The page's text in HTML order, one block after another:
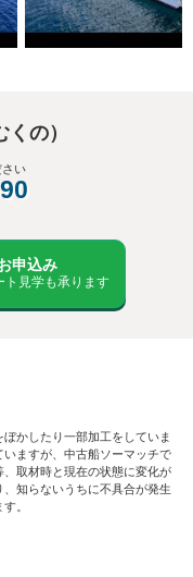
の）
い
申込み
ト見学も承ります
かしたり一部加工をしていま
ますが、中古船ソーマッチで
取材時と現在の状態に変化が
知らないうちに不具合が発生
。